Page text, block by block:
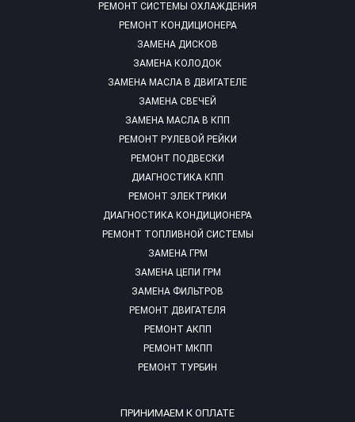
РЕМОНТ СИСТЕМЫ ОХЛАЖДЕНИЯ
РЕМОНТ КОНДИЦИОНЕРА
ЗАМЕНА ДИСКОВ
ЗАМЕНА КОЛОДОК
ЗАМЕНА МАСЛА В ДВИГАТЕЛЕ
ЗАМЕНА СВЕЧЕЙ
ЗАМЕНА МАСЛА В КПП
РЕМОНТ РУЛЕВОЙ РЕЙКИ
РЕМОНТ ПОДВЕСКИ
ДИАГНОСТИКА КПП
РЕМОНТ ЭЛЕКТРИКИ
ДИАГНОСТИКА КОНДИЦИОНЕРА
РЕМОНТ ТОПЛИВНОЙ СИСТЕМЫ
ЗАМЕНА ГРМ
ЗАМЕНА ЦЕПИ ГРМ
ЗАМЕНА ФИЛЬТРОВ
РЕМОНТ ДВИГАТЕЛЯ
РЕМОНТ АКПП
РЕМОНТ МКПП
РЕМОНТ ТУРБИН
ПРИНИМАЕМ К ОПЛАТЕ